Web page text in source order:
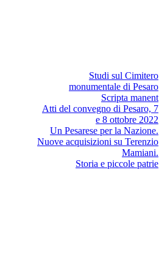
Studi sul Cimitero
monumentale di Pesaro
Scripta manent
Atti del convegno di Pesaro, 7
e 8 ottobre 2022
Un Pesarese per la Nazione.
Nuove acquisizioni su Terenzio
Mamiani.
Storia e piccole patrie